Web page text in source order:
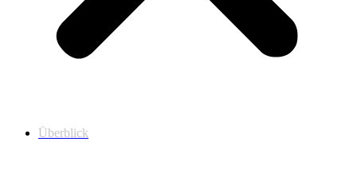
Überblick